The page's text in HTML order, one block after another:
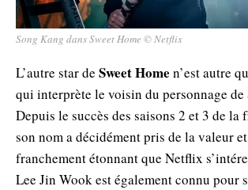
Song Kang dans Sweet Home © Netflix
L’autre star de Sweet Home n’est autre
qui interprète le voisin du personnage de
Depuis le succès des saisons 2 et 3 de la
son nom a décidément pris de la valeur
franchement étonnant que Netflix
Lee Jin Wook est également connu pour